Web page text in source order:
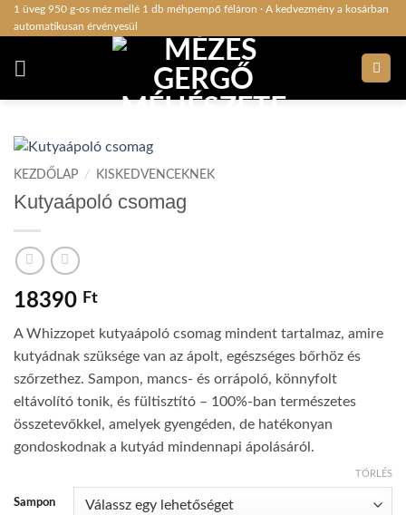
Skip1 üveg 950 g-os méz mellé 1 db méhpempő féláron · A kedvezmény a kosárban
automatikusan érvényesül
KEZDŐLAP / KISKEDVENCEKNEK
Kutyaápoló csomag
18390 Ft
A Whizzopet kutyaápoló csomag mindent tartalmaz, amire
kutyádnak szüksége van az ápolt, egészséges bőrhöz és
szőrzethez. Sampon, mancs- és orrápoló, könnyfolt
eltávolító tonik, és fültisztító – 100%-ban természetes
összetevőkkel, amelyek gyengéden, de hatékonyan
gondoskodnak a kutyád mindennapi ápolásáról.
Sampon
TÖRLÉS